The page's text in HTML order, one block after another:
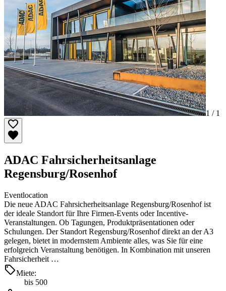
1 / 1
ADAC Fahrsicherheitsanlage
Regensburg/Rosenhof
Eventlocation
Die neue ADAC Fahrsicherheitsanlage Regensburg/Rosenhof ist
der ideale Standort für Ihre Firmen-Events oder Incentive-
Veranstaltungen. Ob Tagungen, Produktpräsentationen oder
Schulungen. Der Standort Regensburg/Rosenhof direkt an der A3
gelegen, bietet in modernstem Ambiente alles, was Sie für eine
erfolgreich Veranstaltung benötigen. In Kombination mit unseren
Fahrsicherheit …
Miete:
bis 500